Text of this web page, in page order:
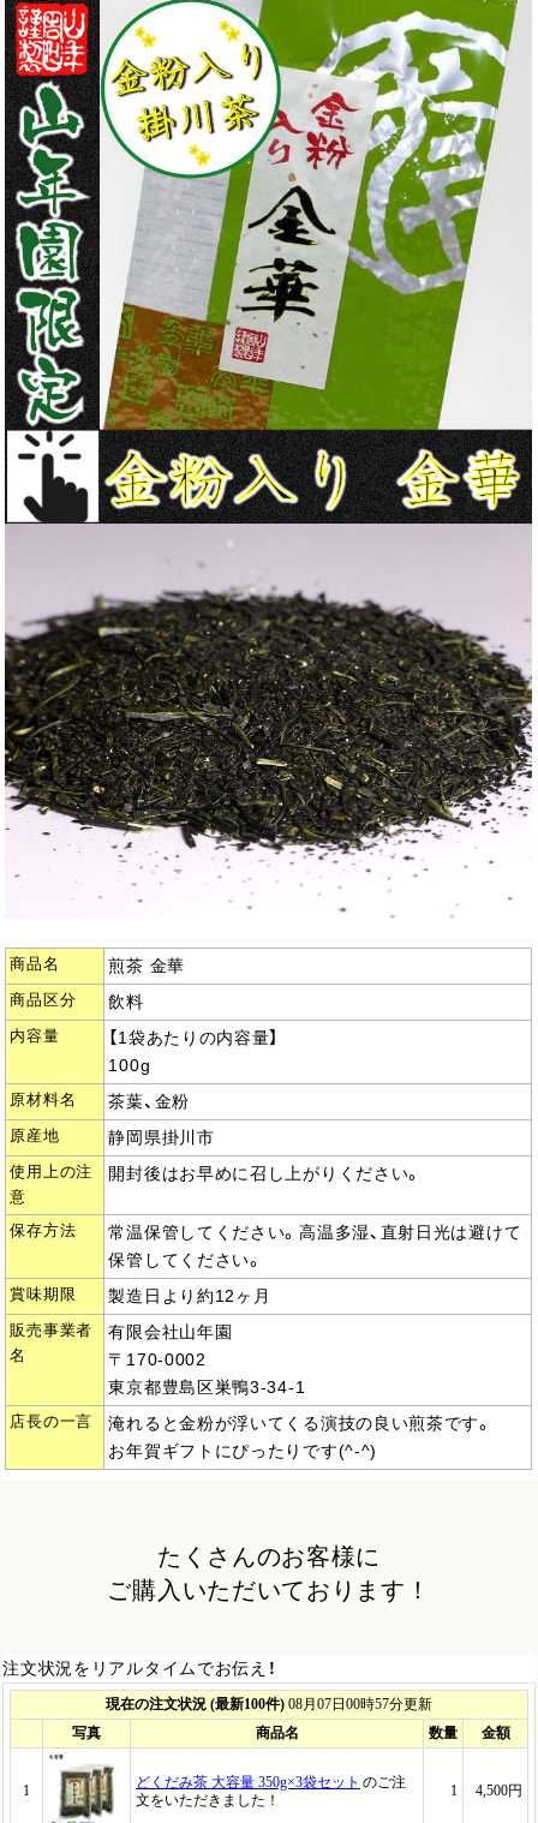
商品名 煎茶 金華
商品区分 飲料
内容量
【1袋あたりの内容量】
100g
原材料名 茶葉、金粉
原産地 静岡県掛川市
使用上の注
意
開封後はお早めに召し上がりください。
保存方法
常温保管してください。高温多湿、直射日光は避けて
保管してください。
賞味期限 製造日より約12ヶ月
販売事業者
名
有限会社山年園
〒170-0002
東京都豊島区巣鴨3-34-1
店長の一言
淹れると金粉が浮いてくる演技の良い煎茶です。
お年賀ギフトにぴったりです(^-^)
たくさんのお客様に
ご購入いただいております！
注文状況をリアルタイムでお伝え！